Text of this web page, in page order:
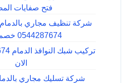
فتح صفايات
شركة تنظيف مجاري بالدمام
0544287674 خصم 30%
الان
شركة تسليك مجاري